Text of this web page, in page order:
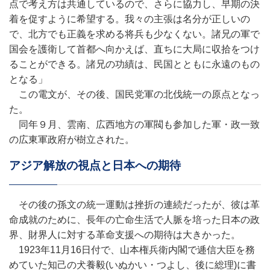
点で考え方は共通しているので、さらに協力し、早期の決
着を促すように希望する。我々の主張は名分が正しいの
で、北方でも正義を求める将兵も少なくない。諸兄の軍で
国会を護衛して首都へ向かえば、直ちに大局に収拾をつけ
ることができる。諸兄の功績は、民国とともに永遠のもの
となる」
この電文が、その後、国民党軍の北伐統一の原点となっ
た。
同年９月、雲南、広西地方の軍閥も参加した軍・政一致
の広東軍政府が樹立された。
アジア解放の視点と日本への期待
その後の孫文の統一運動は挫折の連続だったが、彼は革
命成就のために、長年の亡命生活で人脈を培った日本の政
界、財界人に対する革命支援への期待は大きかった。
1923年11月16日付で、山本権兵衛内閣で逓信大臣を務
めていた知己の犬養毅(いぬかい・つよし、後に総理)に書